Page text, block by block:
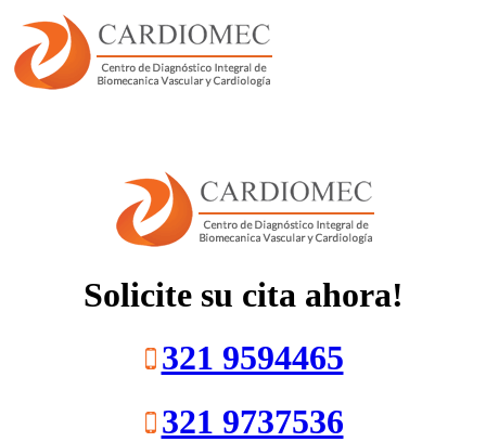
Solicite su cita ahora!
321 9594465
321 9737536